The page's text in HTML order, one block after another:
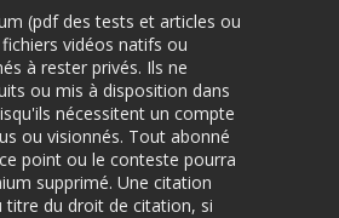
(pdf des tests et articles ou
vidéos natifs ou
à rester privés. Ils ne
ou mis à disposition dans
nécessitent un compte
ou visionnés. Tout abonné
point ou le conteste pourra
supprimé. Une citation
du droit de citation, si